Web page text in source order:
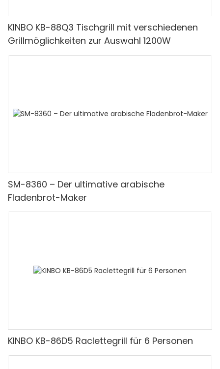
KINBO KB-88Q3 Tischgrill mit verschiedenen
Grillmöglichkeiten zur Auswahl 1200W
SM-8360 – Der ultimative arabische
Fladenbrot-Maker
KINBO KB-86D5 Raclettegrill für 6 Personen